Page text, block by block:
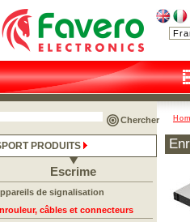
Chercher
PRODUITS
Escrime
de signalisation
câbles et connecteurs